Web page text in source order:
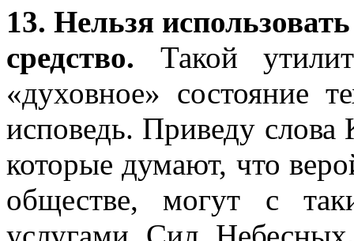
13. Нельзя
средство. Такой
«духовное» состояние
исповедь. Приведу
которые думают, что
обществе, могут с